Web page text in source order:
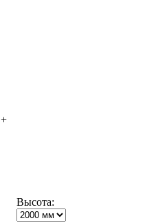
+
Высота: